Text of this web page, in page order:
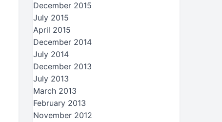
December 2015
July 2015
April 2015
December 2014
July 2014
December 2013
July 2013
March 2013
February 2013
November 2012